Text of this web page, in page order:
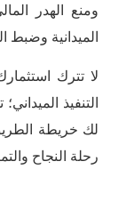
ومنع الهدر
الميدانية
لا تترك
التنفيذ
لك خريطة
رحلة النجاح